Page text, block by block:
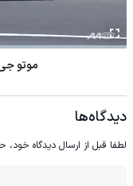
موتو جی
دیدگاه‌ها
لطفا قبل از ارسال دیدگاه خود،